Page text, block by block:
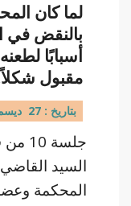
لما كان
بالنقض في
أسبابًا
مقبول
بتاريخ : 27 ديسمبر 2020
السيد
المحكمة